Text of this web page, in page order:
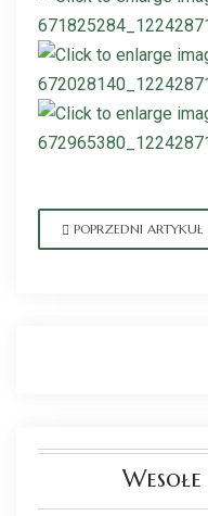
POPRZEDNI ARTYKUŁ